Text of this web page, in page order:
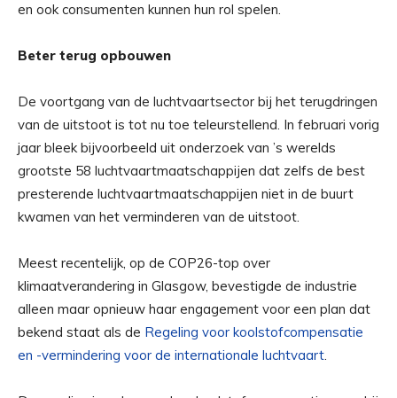
en ook consumenten kunnen hun rol spelen.
Beter terug opbouwen
De voortgang van de luchtvaartsector bij het terugdringen
van de uitstoot is tot nu toe teleurstellend. In februari vorig
jaar bleek bijvoorbeeld uit onderzoek van ’s werelds
grootste 58 luchtvaartmaatschappijen dat zelfs de best
presterende luchtvaartmaatschappijen niet in de buurt
kwamen van het verminderen van de uitstoot.
Meest recentelijk, op de COP26-top over
klimaatverandering in Glasgow, bevestigde de industrie
alleen maar opnieuw haar engagement voor een plan dat
bekend staat als de Regeling voor koolstofcompensatie
en -vermindering voor de internationale luchtvaart.